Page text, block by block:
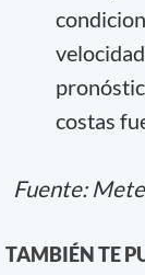
costas
Fuente:
TAMBIÉN TE